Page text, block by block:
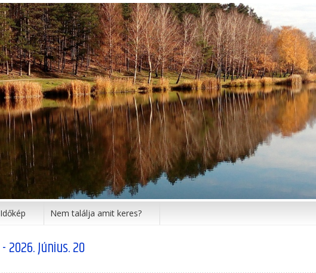
Időkép Nem találja amit keres?
- 2026. Június. 20